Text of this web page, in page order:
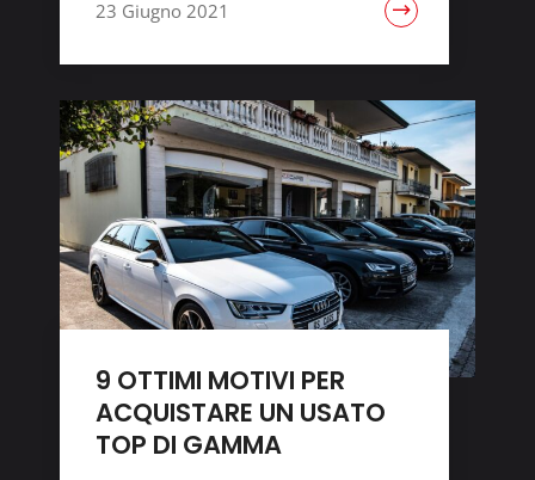
23 Giugno 2021
9 OTTIMI MOTIVI PER
ACQUISTARE UN USATO
TOP DI GAMMA